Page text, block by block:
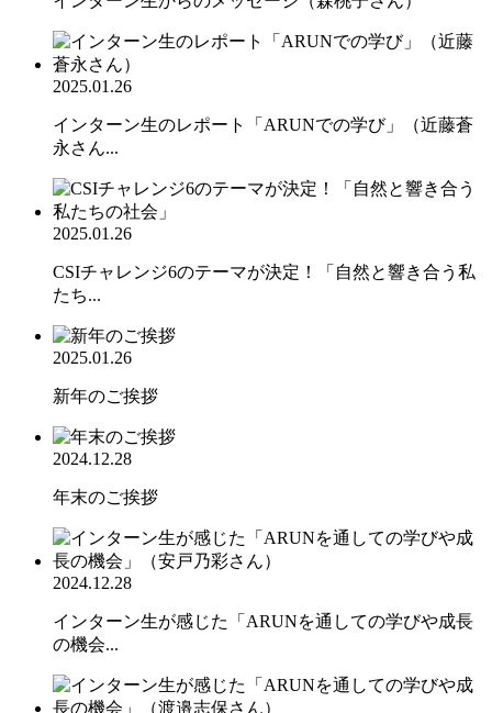
2025.01.26
インターン生のレポート「ARUNでの学び」（近藤蒼
永さん...
2025.01.26
CSIチャレンジ6のテーマが決定！「自然と響き合う私
たち...
2025.01.26
新年のご挨拶
2024.12.28
年末のご挨拶
2024.12.28
インターン生が感じた「ARUNを通しての学びや成長
の機会...